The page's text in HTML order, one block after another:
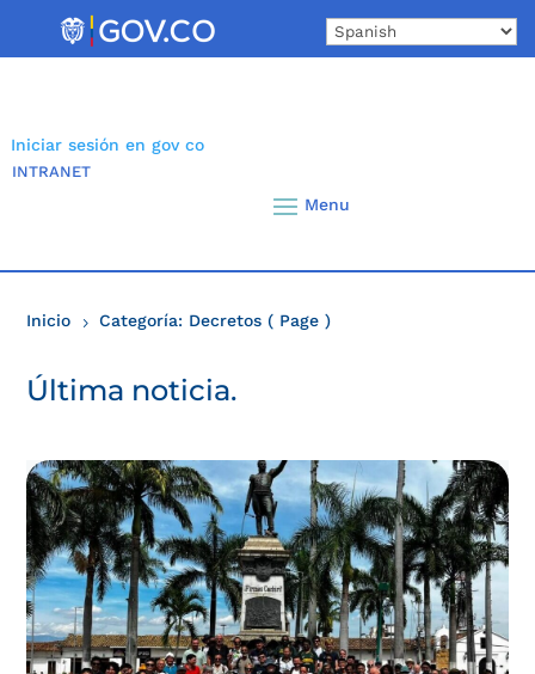
Iniciar sesión en gov co
INTRANET
Inicio 5 Categoría: Decretos ( Page )
Última noticia.